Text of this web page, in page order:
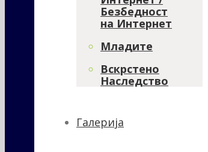
Безбедност
на Интернет
Младите
Вскрстено
Наследство
Галерија